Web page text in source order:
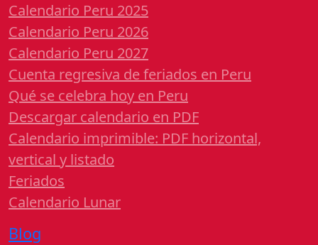
Calendario Peru 2025
Calendario Peru 2026
Calendario Peru 2027
Cuenta regresiva de feriados en Peru
Qué se celebra hoy en Peru
Descargar calendario en PDF
Calendario imprimible: PDF horizontal,
vertical y listado
Feriados
Calendario Lunar
Blog